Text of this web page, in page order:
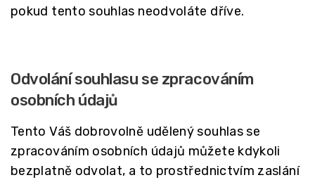
pokud tento souhlas neodvoláte dříve.
Odvolání souhlasu se zpracováním
osobních údajů
Tento Váš dobrovolně udělený souhlas se
zpracováním osobních údajů můžete kdykoli
bezplatně odvolat, a to prostřednictvím zaslání